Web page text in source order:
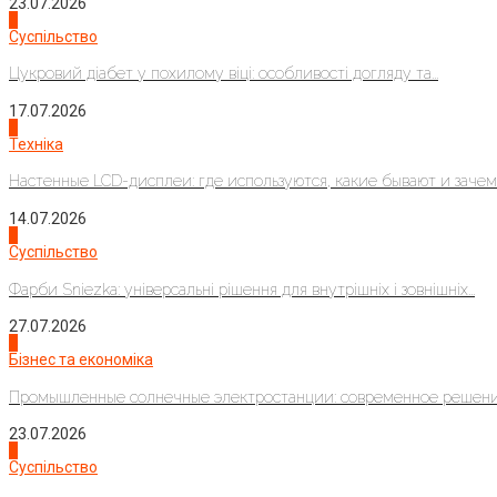
Суспільство
Цукровий діабет у похилому віці: особливості догляду та...
17.07.2026
Техніка
Настенные LCD-дисплеи: где используются, какие бывают и
14.07.2026
Суспільство
Фарби Sniezka: універсальні рішення для внутрішніх і зовнішніх...
27.07.2026
Бізнес та економіка
Промышленные солнечные электростанции: современное
23.07.2026
Суспільство